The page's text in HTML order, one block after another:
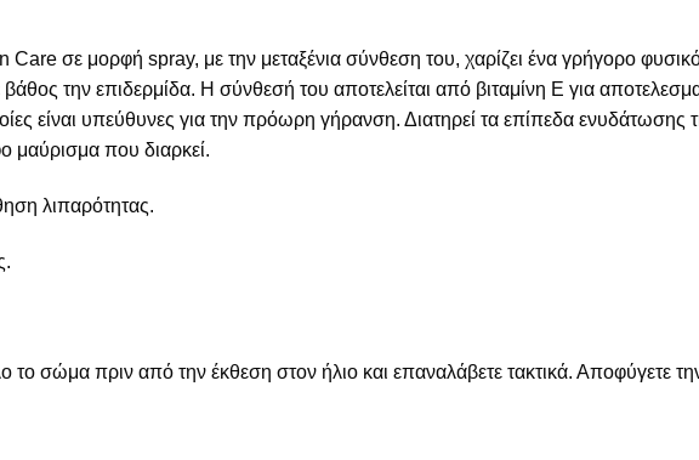
σε μορφή spray, με την μεταξένια σύνθεση του, χαρίζει ένα γρήγορο
βάθος την επιδερμίδα. Η σύνθεσή του αποτελείται από βιταμίνη Ε για
είναι υπεύθυνες για την πρόωρη γήρανση. Διατηρεί τα επίπεδα ενυδάτωσης
μαύρισμα που διαρκεί.
λιπαρότητας.
σώμα πριν από την έκθεση στον ήλιο και επαναλάβετε τακτικά. Αποφύγετε